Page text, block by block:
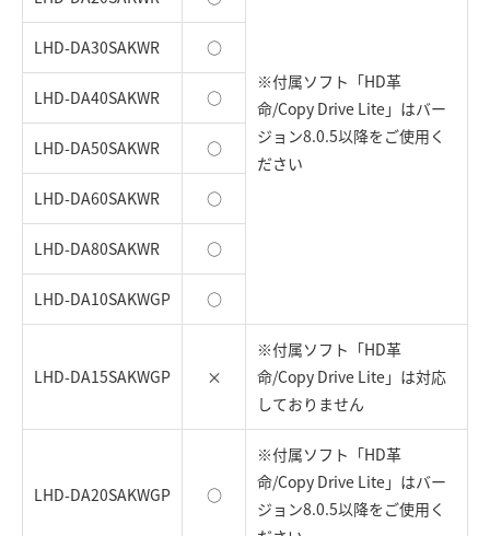
※付属ソフト「HD革
命/Copy Drive Lite」はバー
ジョン8.0.5以降をご使用く
ださい
LHD-DA30SAKWR ○
LHD-DA40SAKWR ○
LHD-DA50SAKWR ○
LHD-DA60SAKWR ○
LHD-DA80SAKWR ○
LHD-DA10SAKWGP ○
LHD-DA15SAKWGP ×
※付属ソフト「HD革
命/Copy Drive Lite」は対応
しておりません
LHD-DA20SAKWGP ○
※付属ソフト「HD革
命/Copy Drive Lite」はバー
ジョン8.0.5以降をご使用く